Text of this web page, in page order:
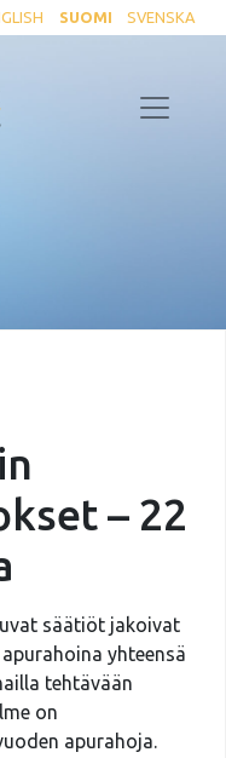
SUOMI SVENSKA
– 22
säätiöt jakoivat
yhteensä
tehtävään
on
apurahoja.